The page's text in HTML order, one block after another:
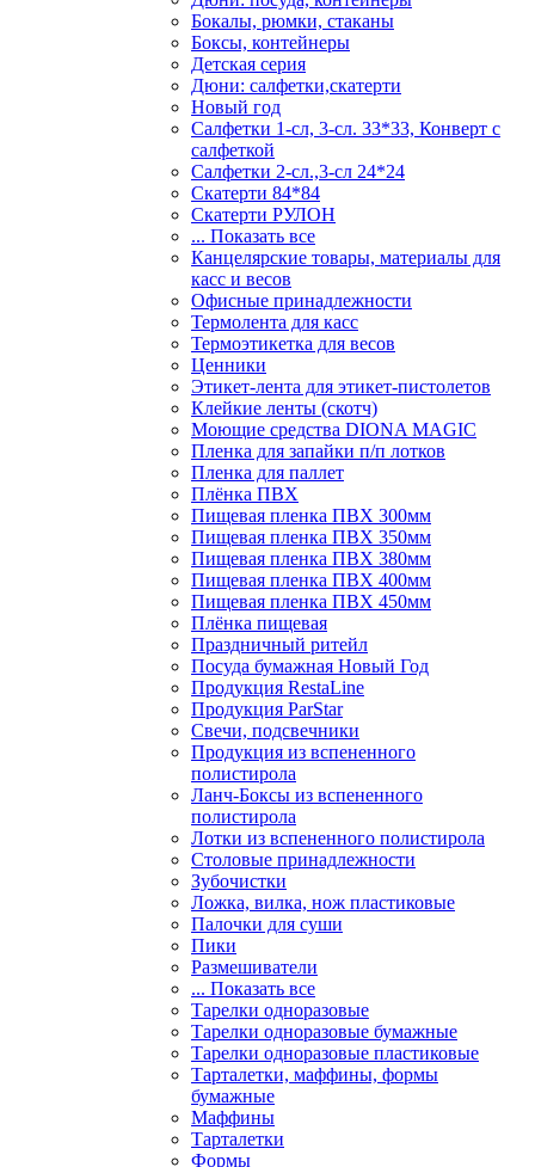
Бокалы, рюмки, стаканы
Боксы, контейнеры
Детская серия
Дюни: салфетки,скатерти
Новый год
Салфетки 1-сл, 3-сл. 33*33, Конверт с
салфеткой
Салфетки 2-сл.,3-сл 24*24
Скатерти 84*84
Скатерти РУЛОН
... Показать все
Канцелярские товары, материалы для
касс и весов
Офисные принадлежности
Термолента для касс
Термоэтикетка для весов
Ценники
Этикет-лента для этикет-пистолетов
Клейкие ленты (скотч)
Моющие средства DIONA MAGIC
Пленка для запайки п/п лотков
Пленка для паллет
Плёнка ПВХ
Пищевая пленка ПВХ 300мм
Пищевая пленка ПВХ 350мм
Пищевая пленка ПВХ 380мм
Пищевая пленка ПВХ 400мм
Пищевая пленка ПВХ 450мм
Плёнка пищевая
Праздничный ритейл
Посуда бумажная Новый Год
Продукция RestaLine
Продукция РarStar
Свечи, подсвечники
Продукция из вспененного
полистирола
Ланч-Боксы из вспененного
полистирола
Лотки из вспененного полистирола
Столовые принадлежности
Зубочистки
Ложка, вилка, нож пластиковые
Палочки для суши
Пики
Размешиватели
... Показать все
Тарелки одноразовые
Тарелки одноразовые бумажные
Тарелки одноразовые пластиковые
Тарталетки, маффины, формы
бумажные
Маффины
Тарталетки
Формы